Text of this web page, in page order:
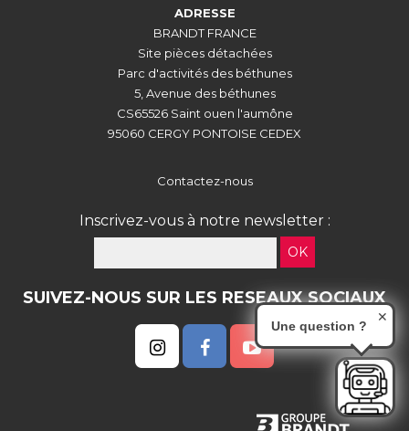
ADRESSE
BRANDT FRANCE
Site pièces détachées
Parc d'activités des béthunes
5, Avenue des béthunes
CS65526 Saint ouen l'aumône
95060 CERGY PONTOISE CEDEX
Contactez-nous
Inscrivez-vous à notre newsletter :
OK
SUIVEZ-NOUS SUR LES RESEAUX SOCIAUX
Une question ?
✕